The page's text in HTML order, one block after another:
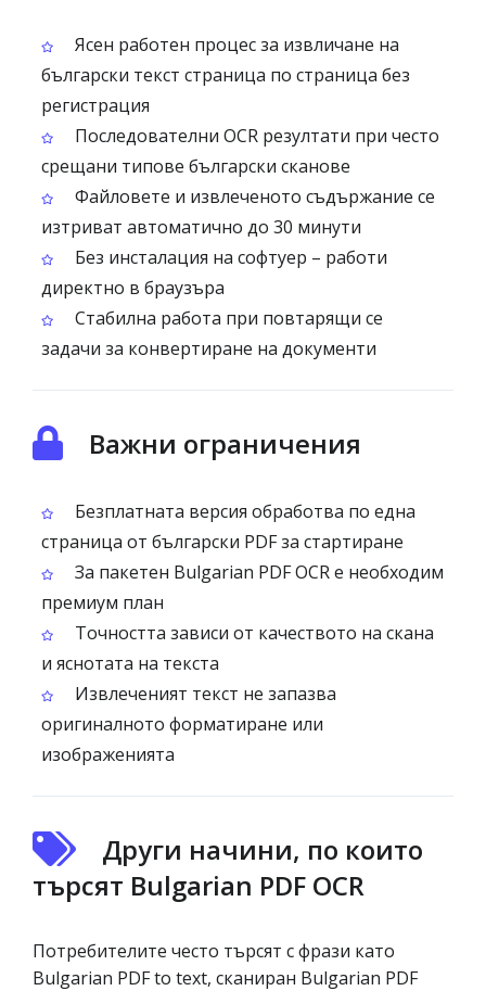
Ясен работен процес за извличане на
български текст страница по страница без
регистрация
Последователни OCR резултати при често
срещани типове български сканове
Файловете и извлеченото съдържание се
изтриват автоматично до 30 минути
Без инсталация на софтуер – работи
директно в браузъра
Стабилна работа при повтарящи се
задачи за конвертиране на документи
Важни ограничения
Безплатната версия обработва по една
страница от български PDF за стартиране
За пакетен Bulgarian PDF OCR е необходим
премиум план
Точността зависи от качеството на скана
и яснотата на текста
Извлеченият текст не запазва
оригиналното форматиране или
изображенията
Други начини, по които
търсят Bulgarian PDF OCR
Потребителите често търсят с фрази като
Bulgarian PDF to text, сканиран Bulgarian PDF